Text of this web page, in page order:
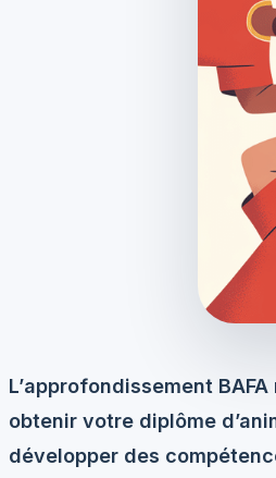
L’approfondissement BAFA
obtenir votre diplôme
développer des